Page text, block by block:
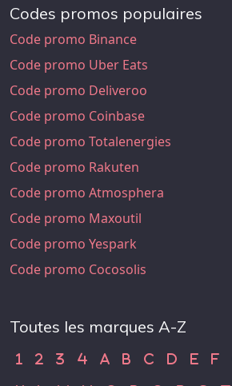
Codes promos populaires
Code promo Binance
Code promo Uber Eats
Code promo Deliveroo
Code promo Coinbase
Code promo Totalenergies
Code promo Rakuten
Code promo Atmosphera
Code promo Maxoutil
Code promo Yespark
Code promo Cocosolis
Toutes les marques A-Z
1 Code Promo 1
2 Code Promo 2
3 Code Promo 3
4Code Promo 4
ACode Promo A
B Code Promo B
C Code Promo
D Code
E F